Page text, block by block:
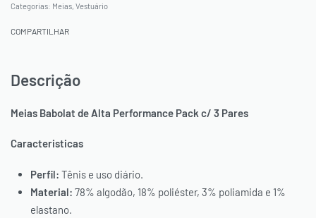
Categorias: Meias, Vestuário
COMPARTILHAR
Descrição
Meias Babolat de Alta Performance Pack c/ 3 Pares
Caracteristicas
Perfil:Tênis e uso diário.
Material:78% algodão, 18% poliéster, 3% poliamida e 1%
elastano.